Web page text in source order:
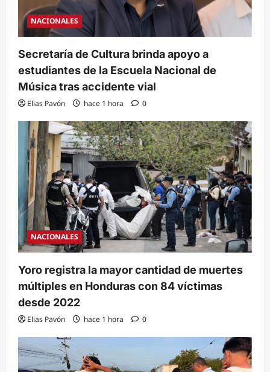
NACIONALES
Secretaría de Cultura brinda apoyo a
estudiantes de la Escuela Nacional de
Música tras accidente vial
Elias Pavón hace 1 hora 0
NACIONALES
Yoro registra la mayor cantidad de muertes
múltiples en Honduras con 84 víctimas
desde 2022
Elias Pavón hace 1 hora 0